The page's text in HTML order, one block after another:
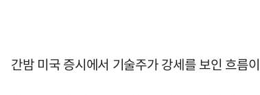
간밤 미국 증시에서 기술주가 강세를 보인 흐름